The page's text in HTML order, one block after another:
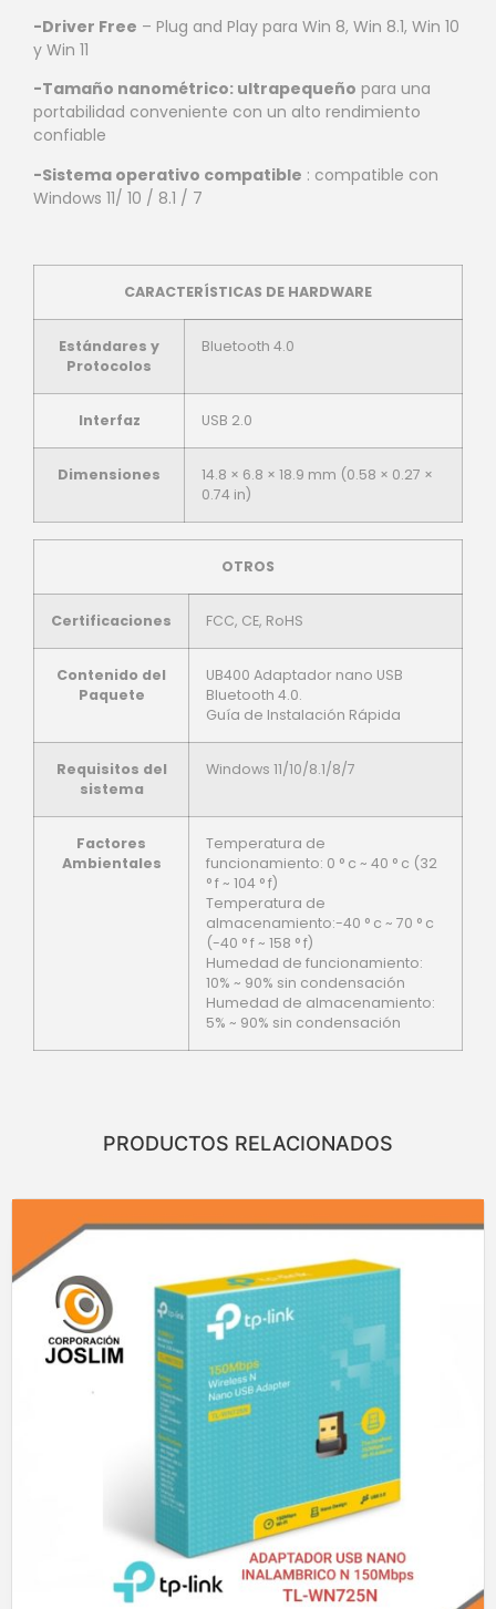
-Driver Free – Plug and Play para Win 8, Win 8.1, Win 10
y Win 11
-Tamaño nanométrico: ultrapequeño para una
portabilidad conveniente con un alto rendimiento
confiable
-Sistema operativo compatible : compatible con
Windows 11/ 10 / 8.1 / 7
CARACTERÍSTICAS DE HARDWARE
Estándares y
Protocolos
Bluetooth 4.0
Interfaz USB 2.0
Dimensiones
14.8 × 6.8 × 18.9 mm (0.58 × 0.27 ×
0.74 in)
OTROS
Certificaciones FCC, CE, RoHS
Contenido del
Paquete
UB400 Adaptador nano USB
Bluetooth 4.0.
Guía de Instalación Rápida
Requisitos del
sistema
Windows 11/10/8.1/8/7
Factores
Ambientales
Temperatura de
funcionamiento: 0 ° c ~ 40 ° c (32
° f ~ 104 ° f)
Temperatura de
almacenamiento:-40 ° c ~ 70 ° c
(-40 ° f ~ 158 ° f)
Humedad de funcionamiento:
10% ~ 90% sin condensación
Humedad de almacenamiento:
5% ~ 90% sin condensación
PRODUCTOS RELACIONADOS